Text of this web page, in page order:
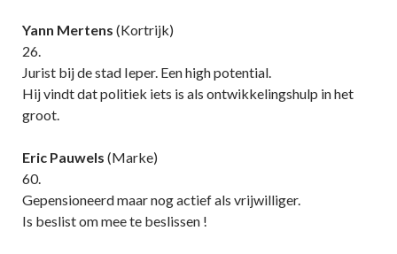
Yann Mertens (Kortrijk)
26.
Jurist bij de stad Ieper. Een high potential.
Hij vindt dat politiek iets is als ontwikkelingshulp in het
groot.
Eric Pauwels (Marke)
60.
Gepensioneerd maar nog actief als vrijwilliger.
Is beslist om mee te beslissen !